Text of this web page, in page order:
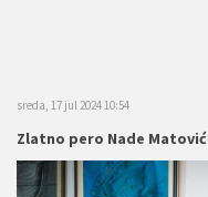
sreda, 17 jul 2024 10:54
Zlatno pero Nade Matović